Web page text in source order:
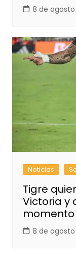
8 de
Noticias
Tigre
Victoria y
momento
8 de